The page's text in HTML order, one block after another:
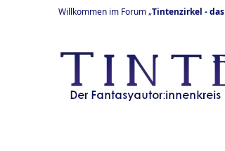
Willkommen im Forum „Tintenzirkel -